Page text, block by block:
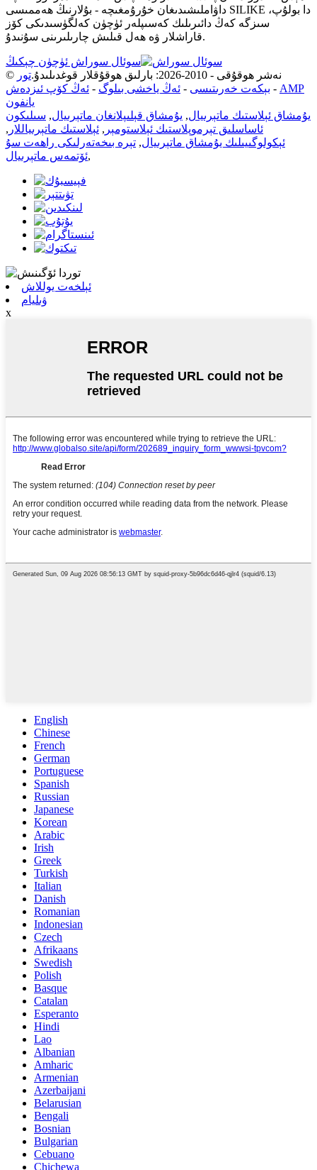
داۋاملىشىدىغان خۇرۇمغىچە - بۇلارنىڭ ھەممىسى SILIKE دا بولۇپ،
سىزگە كەڭ دائىرىلىك كەسىپلەر ئۈچۈن كەلگۈسىدىكى كۆز
قاراشلار ۋە ھەل قىلىش چارىلىرىنى سۇنىدۇ.
سوئال سوراش ئۈچۈن چېكىڭ
© نەشر ھوقۇقى - 2010-2026: بارلىق ھوقۇقلار قوغدىلىدۇ.
تور
بېكەت خەرىتىسى - ئەڭ ياخشى بىلوگ - ئەڭ كۆپ ئىزدەش - AMP
يانفون
يۇمشاق ئېلاستىك ماتېرىيال, يۇمشاق قېلىپلانغان ماتېرىيال, سىلىكون
ئاساسلىق تېرموپلاستىك ئېلاستومېر , ئېلاستىك ماتېرىياللار ,
ئېكولوگىيىلىك يۇمشاق ماتېرىيال, تېرە بىخەتەرلىكى راھەت سۇ
ئۆتمەس ماتېرىيال,
ئېلخەت يوللاش
ۋىليام
x
English
Chinese
French
German
Portuguese
Spanish
Russian
Japanese
Korean
Arabic
Irish
Greek
Turkish
Italian
Danish
Romanian
Indonesian
Czech
Afrikaans
Swedish
Polish
Basque
Catalan
Esperanto
Hindi
Lao
Albanian
Amharic
Armenian
Azerbaijani
Belarusian
Bengali
Bosnian
Bulgarian
Cebuano
Chichewa